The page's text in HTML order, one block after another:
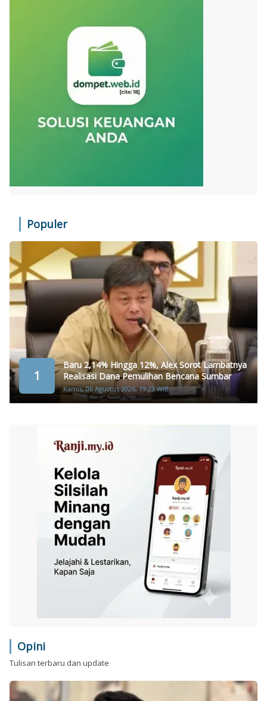
Populer
1
Baru 2,14% Hingga 12%, Alex Sorot Lambatnya
Realisasi Dana Pemulihan Bencana Sumbar
Kamis, 06 Agustus 2026, 19:23 WIB
Opini
Tulisan terbaru dan update